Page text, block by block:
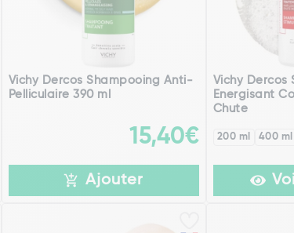
Vichy Dercos Shampooing Anti-
Pelliculaire 390 ml
15,40€
Ajouter
Vichy Dercos
Energisant
Chute
200 ml 400 ml